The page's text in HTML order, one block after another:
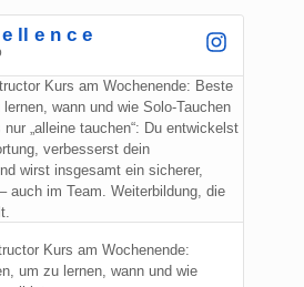
ll e n c e
Kurs am Wochenende:
um zu lernen, wann und wie